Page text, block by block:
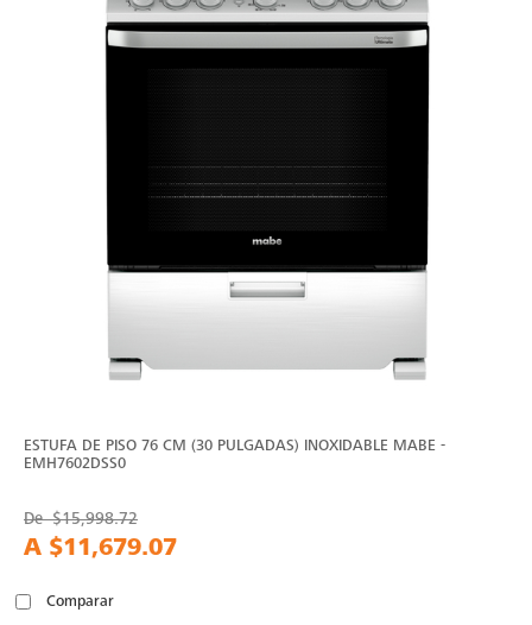
ESTUFA DE PISO 76 CM (30 PULGADAS) INOXIDABLE MABE -
EMH7602DSS0
De$15,998.72
A $11,679.07
Comparar